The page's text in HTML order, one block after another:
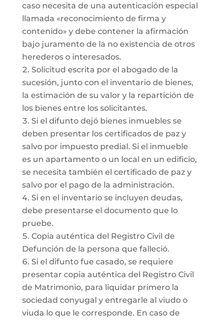
caso necesita de una autenticación especial
llamada «reconocimiento de firma y
contenido» y debe contener la afirmación
bajo juramento de la no existencia de otros
herederos o interesados.
Solicitud escrita por el abogado de la
sucesión, junto con el inventario de bienes,
la estimación de su valor y la repartición de
los bienes entre los solicitantes.
Si el difunto dejó bienes inmuebles se
deben presentar los certificados de paz y
salvo por impuesto predial. Si el inmueble
es un apartamento o un local en un edificio,
se necesita también el certificado de paz y
salvo por el pago de la administración.
Si en el inventario se incluyen deudas,
debe presentarse el documento que lo
pruebe.
Copia auténtica del Registro Civil de
Defunción de la persona que falleció.
Si el difunto fue casado, se requiere
presentar copia auténtica del Registro Civil
de Matrimonio, para liquidar primero la
sociedad conyugal y entregarle al viudo o
viuda lo que le corresponde. En caso de